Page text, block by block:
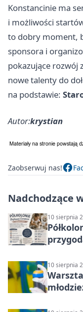
Konstancinie ma
i możliwości
to dobry moment,
sponsora i
pokazujące rozwój
nowe talenty do
na podstawie:
Autor:krystian
Zaobserwuj nas!
Nadchodzące
10 sierpnia
10 sierpnia